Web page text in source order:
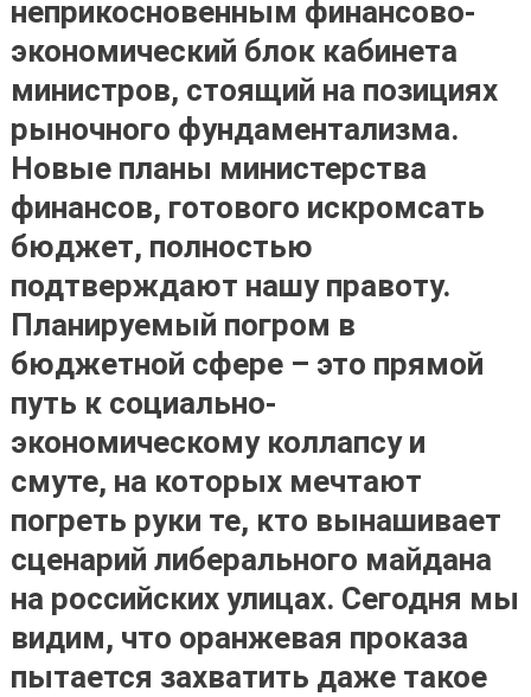
неприкосновенным финансово-
экономический блок кабинета
министров, стоящий на позициях
рыночного фундаментализма.
Новые планы министерства
финансов, готового искромсать
бюджет, полностью
подтверждают нашу правоту.
Планируемый погром в
бюджетной сфере – это прямой
путь к социально-
экономическому коллапсу и
смуте, на которых мечтают
погреть руки те, кто вынашивает
сценарий либерального майдана
на российских улицах. Сегодня мы
видим, что оранжевая проказа
пытается захватить даже такое